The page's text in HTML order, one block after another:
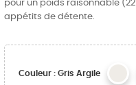
pour un poids raisonnable
appétits de détente.
Couleur : Gris Argile